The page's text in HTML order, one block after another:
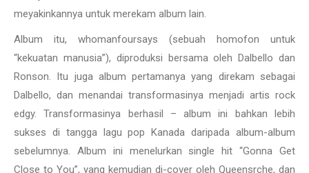
meyakinkannya untuk merekam album lain.
Album itu, whomanfoursays (sebuah homofon untuk
“kekuatan manusia”), diproduksi bersama oleh Dalbello dan
Ronson. Itu juga album pertamanya yang direkam sebagai
Dalbello, dan menandai transformasinya menjadi artis rock
edgy. Transformasinya berhasil – album ini bahkan lebih
sukses di tangga lagu pop Kanada daripada album-album
sebelumnya. Album ini menelurkan single hit “Gonna Get
Close to You”, yang kemudian di-cover oleh Queensrche, dan